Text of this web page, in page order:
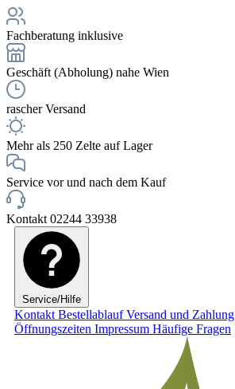
Fachberatung inklusive
Geschäft (Abholung) nahe Wien
rascher Versand
Mehr als 250 Zelte auf Lager
Service vor und nach dem Kauf
Kontakt 02244 33938
Service/Hilfe
Kontakt BestellablaufVersand und Zahlung
Öffnungszeiten Impressum Häufige Fragen